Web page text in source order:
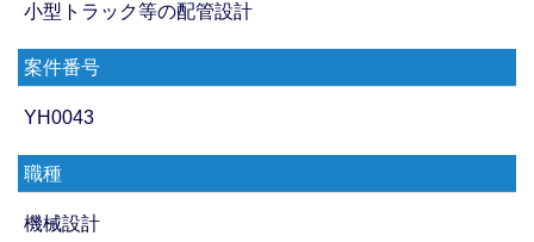
小型トラック等の配管設計
案件番号
YH0043
職種
機械設計